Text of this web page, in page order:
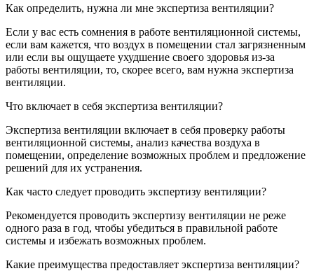
Как определить, нужна ли мне экспертиза вентиляции?
Если у вас есть сомнения в работе вентиляционной системы,
если вам кажется, что воздух в помещении стал загрязненным
или если вы ощущаете ухудшение своего здоровья из-за
работы вентиляции, то, скорее всего, вам нужна экспертиза
вентиляции.
Что включает в себя экспертиза вентиляции?
Экспертиза вентиляции включает в себя проверку работы
вентиляционной системы, анализ качества воздуха в
помещении, определение возможных проблем и предложение
решений для их устранения.
Как часто следует проводить экспертизу вентиляции?
Рекомендуется проводить экспертизу вентиляции не реже
одного раза в год, чтобы убедиться в правильной работе
системы и избежать возможных проблем.
Какие преимущества предоставляет экспертиза вентиляции?